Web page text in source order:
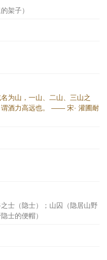
架子）
为山，一山、二山、三山之
谓酒力高远也。 —— 宋· 灌圃耐
士（隐士）；山囚（隐居山野
士的便帽）